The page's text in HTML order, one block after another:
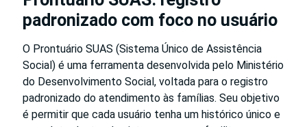
padronizado com foco no usuário
O Prontuário SUAS (Sistema Único de Assistência
Social) é uma ferramenta desenvolvida pelo Ministério
do Desenvolvimento Social, voltada para o registro
padronizado do atendimento às famílias. Seu objetivo
é permitir que cada usuário tenha um histórico único e